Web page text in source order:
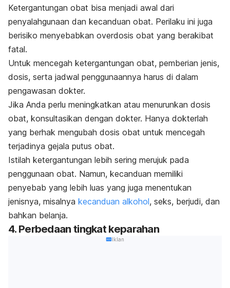
Ketergantungan obat bisa menjadi awal dari
penyalahgunaan dan kecanduan obat. Perilaku ini juga
berisiko menyebabkan overdosis obat yang berakibat
fatal.
Untuk mencegah ketergantungan obat, pemberian jenis,
dosis, serta jadwal penggunaannya harus di dalam
pengawasan dokter.
Jika Anda perlu meningkatkan atau menurunkan dosis
obat, konsultasikan dengan dokter. Hanya dokterlah
yang berhak mengubah dosis obat untuk mencegah
terjadinya gejala putus obat.
Istilah ketergantungan lebih sering merujuk pada
penggunaan obat. Namun, kecanduan memiliki
penyebab yang lebih luas yang juga menentukan
jenisnya, misalnya kecanduan alkohol, seks, berjudi, dan
bahkan belanja.
4. Perbedaan tingkat keparahan
Iklan